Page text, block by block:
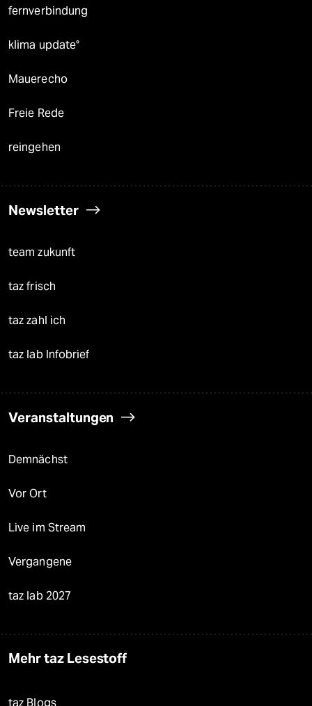
fernverbindung
klima update°
Mauerecho
Freie Rede
reingehen
Newsletter
team zukunft
taz frisch
taz zahl ich
taz lab Infobrief
Veranstaltungen
Demnächst
Vor Ort
Live im Stream
Vergangene
taz lab 2027
Mehr taz Lesestoff
taz Blogs